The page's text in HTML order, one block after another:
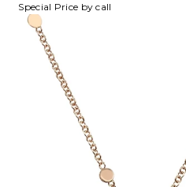
Special Price by call